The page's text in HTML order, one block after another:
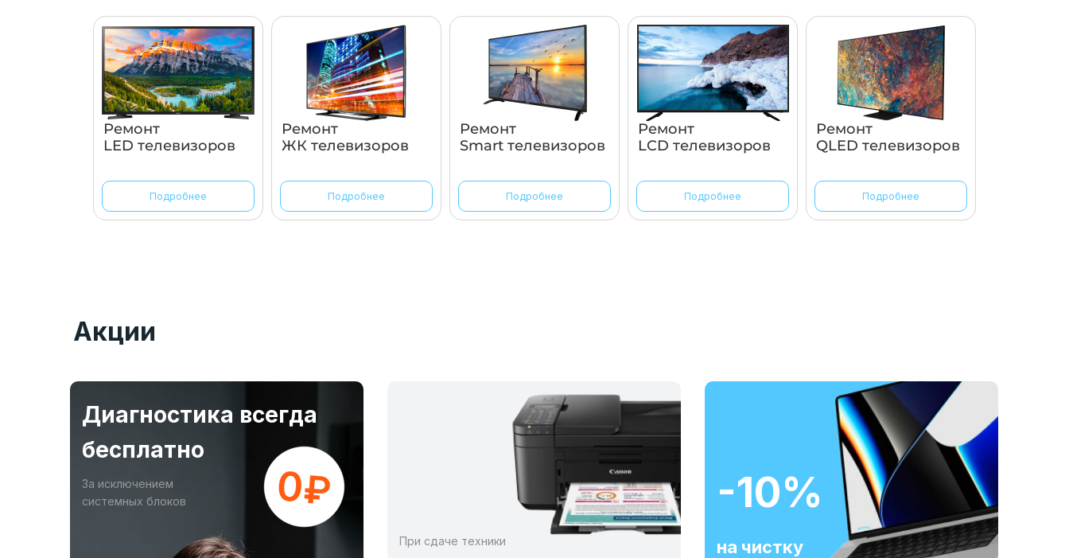
Ремонт
LED телевизоров
Подробнее
Ремонт
ЖК телевизоров
Подробнее
Ремонт
Smart телевизоров
Подробнее
Ремонт
LCD телевизоров
Подробнее
Ремонт
QLED телевизоров
Подробнее
Акции
Диагностика всегда
бесплатно
За исключением
системных блоков
При сдаче техники
-10%
на чистку